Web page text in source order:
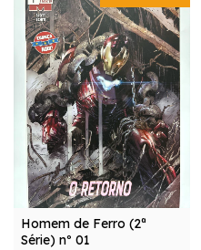
Homem de Ferro (2ª
Série) nº 01